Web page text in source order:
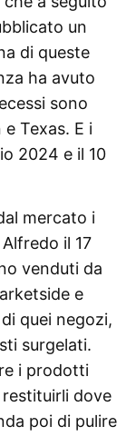
un
di queste
ha avuto
sono
Texas. E i
2024 e il 10
mercato i
il 17
venduti da
e
quei negozi,
surgelati.
i prodotti
dove
poi di pulire